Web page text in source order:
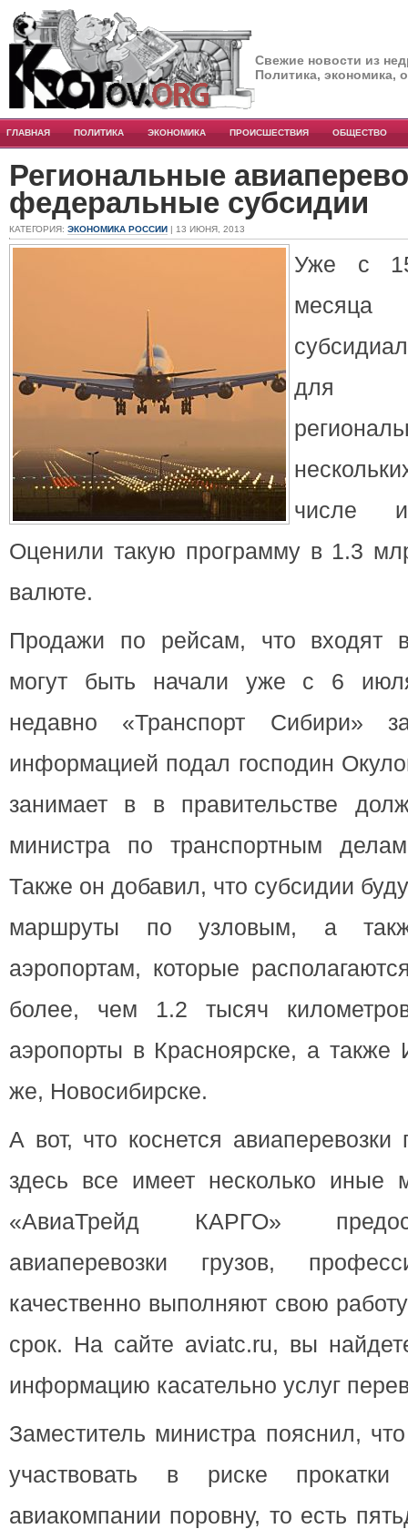
Свежие новости из
Политика, экономика,
ГЛАВНАЯ ПОЛИТИКА ЭКОНОМИКА ПРОИСШЕСТВИЯ ОБЩЕСТВО
Региональные
федеральные субсидии
КАТЕГОРИЯ: ЭКОНОМИКА РОССИИ | 13 ИЮНЯ, 2013
Уже с
месяца
для
числе
Оценили такую программу в 1.3
валюте.
Продажи по рейсам, что входят
могут быть начали уже с 6
недавно «Транспорт Сибири»
информацией подал господин
занимает в в правительстве
министра по транспортным
Также он добавил, что субсидии
маршруты по узловым, а
аэропортам, которые
более, чем 1.2 тысяч
аэропорты в Красноярске, а также
же, Новосибирске.
А вот, что коснется авиаперевозки
здесь все имеет несколько иные
«АвиаТрейд КАРГО»
авиаперевозки грузов,
качественно выполняют свою
срок. На сайте aviatc.ru, вы
информацию касательно услуг
Заместитель министра пояснил, что
участвовать в риске
авиакомпании поровну, то есть